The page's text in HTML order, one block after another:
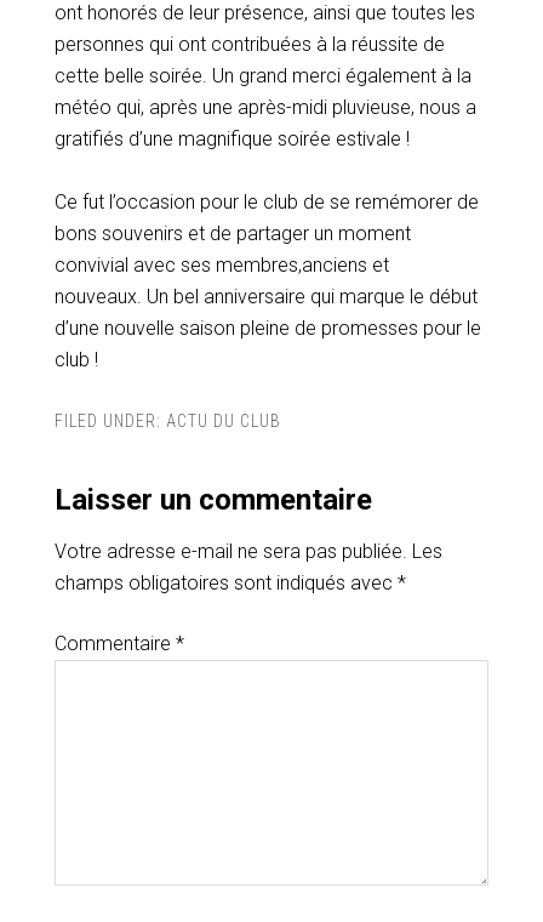
ont honorés de leur présence, ainsi que toutes les
personnes qui ont contribuées à la réussite de
cette belle soirée. Un grand merci également à la
météo qui, après une après-midi pluvieuse, nous a
gratifiés d’une magnifique soirée estivale !
Ce fut l’occasion pour le club de se remémorer de
bons souvenirs et de partager un moment
convivial avec ses membres,anciens et
nouveaux. Un bel anniversaire qui marque le début
d’une nouvelle saison pleine de promesses pour le
club !
FILED UNDER: ACTU DU CLUB
Laisser un commentaire
Votre adresse e-mail ne sera pas publiée. Les
champs obligatoires sont indiqués avec *
Commentaire *